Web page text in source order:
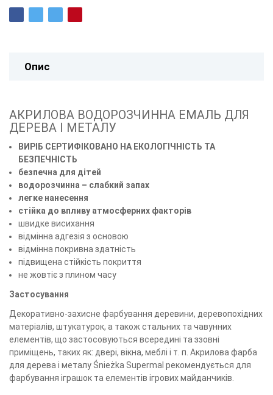
Опис
АКРИЛОВА ВОДОРОЗЧИННА ЕМАЛЬ ДЛЯ
ДЕРЕВА І МЕТАЛУ
ВИРІБ СЕРТИФІКОВАНО НА ЕКОЛОГІЧНІСТЬ ТА
БЕЗПЕЧНІСТЬ
безпечна для дітей
водорозчинна – слабкий запах
легке нанесення
стійка до впливу атмосферних факторів
швидке висихання
відмінна адгезія з основою
відмінна покривна здатність
підвищена стійкість покриття
не жовтіє з плином часу
Застосування
Декоративно-захисне фарбування деревини, деревопохідних
матеріалів, штукатурок, а також стальних та чавунних
елементів, що застосовуються всередині та ззовні
приміщень, таких як: двері, вікна, меблі і т. п. Акрилова фарба
для дерева і металу Śnieżka Supermal рекомендується для
фарбування іграшок та елементів ігрових майданчиків.